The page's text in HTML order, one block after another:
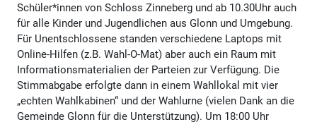
Schüler*innen von Schloss Zinneberg und ab 10.30Uhr auch
für alle Kinder und Jugendlichen aus Glonn und Umgebung.
Für Unentschlossene standen verschiedene Laptops mit
Online-Hilfen (z.B. Wahl-O-Mat) aber auch ein Raum mit
Informationsmaterialien der Parteien zur Verfügung. Die
Stimmabgabe erfolgte dann in einem Wahllokal mit vier
„echten Wahlkabinen“ und der Wahlurne (vielen Dank an die
Gemeinde Glonn für die Unterstützung). Um 18:00 Uhr